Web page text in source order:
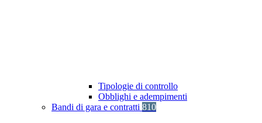
Tipologie di controllo
Obblighi e adempimenti
Bandi di gara e contratti 810